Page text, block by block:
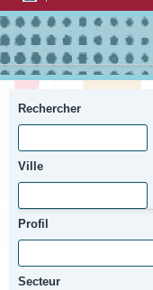
Rechercher
Ville
Profil
Secteur